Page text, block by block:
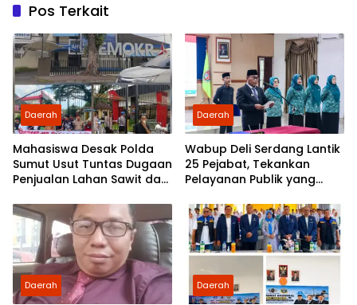
Pos Terkait
Daerah
Mahasiswa Desak Polda
Sumut Usut Tuntas Dugaan
Penjualan Lahan Sawit dan
Partai Demokrat Sumut
Daerah
Wabup Deli Serdang Lantik
25 Pejabat, Tekankan
Pelayanan Publik yang
Daerah Daerah